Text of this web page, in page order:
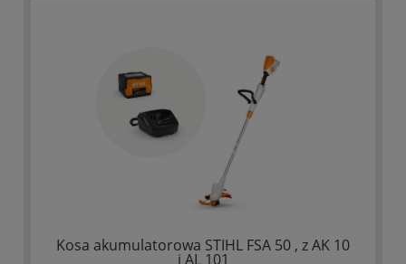
Kosa akumulatorowa STIHL FSA 50 , z AK 10
i AL 101